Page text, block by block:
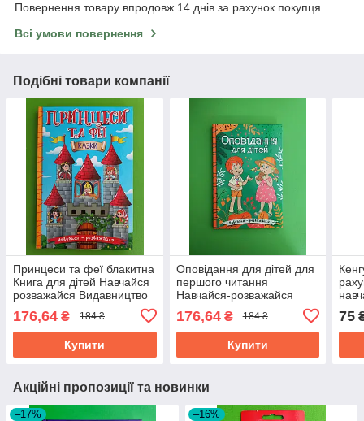
Повернення товару впродовж 14 днів за рахунок покупця
Всі умови повернення
Подібні товари компанії
Принцеси та феї блакитна
Книга для дітей Навчайся
розважайся Видавництво
176,64 ₴ 184 ₴
Купити
Оповідання для дітей для
першого читання
Навчайся-розважайся
176,64₴ 184 ₴
Купити
75
Акційні пропозиції та новинки
–17% –16%